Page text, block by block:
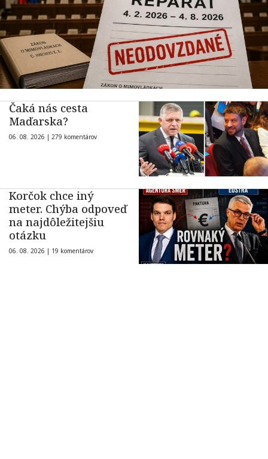
Čaká nás cesta
Maďarska?
06. 08. 2026 | 279 komentárov
Korčok chce iný
meter. Chýba odpoveď
na najdôležitejšiu
otázku
06. 08. 2026 | 19 komentárov